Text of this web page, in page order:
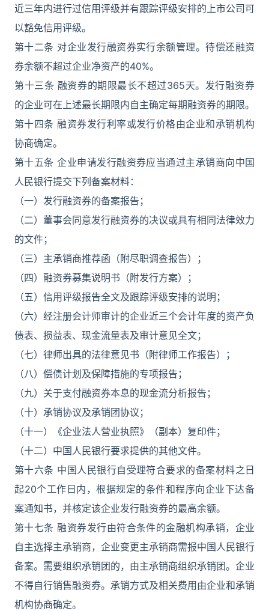
近三年内进行过信用评级并有跟踪评级安排的上市公司可
以豁免信用评级。
第十二条 对企业发行融资券实行余额管理。待偿还融资
券余额不超过企业净资产的40%。
第十三条 融资券的期限最长不超过365天。发行融资券
的企业可在上述最长期限内自主确定每期融资券的期限。
第十四条 融资券发行利率或发行价格由企业和承销机构
协商确定。
第十五条 企业申请发行融资券应当通过主承销商向中国
人民银行提交下列备案材料：
（一）发行融资券的备案报告；
（二）董事会同意发行融资券的决议或具有相同法律效力
的文件；
（三）主承销商推荐函（附尽职调查报告）；
（四）融资券募集说明书（附发行方案）；
（五）信用评级报告全文及跟踪评级安排的说明；
（六）经注册会计师审计的企业近三个会计年度的资产负
债表、损益表、现金流量表及审计意见全文；
（七）律师出具的法律意见书（附律师工作报告）；
（八）偿债计划及保障措施的专项报告；
（九）关于支付融资券本息的现金流分析报告；
（十）承销协议及承销团协议；
（十一）《企业法人营业执照》（副本）复印件；
（十二）中国人民银行要求提供的其他文件。
第十六条 中国人民银行自受理符合要求的备案材料之日
起20个工作日内，根据规定的条件和程序向企业下达备
案通知书，并核定该企业发行融资券的最高余额。
第十七条 融资券发行由符合条件的金融机构承销，企业
自主选择主承销商，企业变更主承销商需报中国人民银行
备案。需要组织承销团的，由主承销商组织承销团。企业
不得自行销售融资券。承销方式及相关费用由企业和承销
机构协商确定。